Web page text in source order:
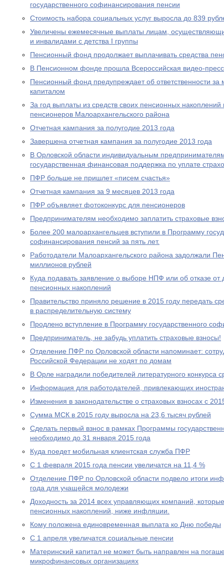
государственного софинансирования пенсии
Стоимость набора социальных услуг выросла до 839
Увеличены ежемесячные выплаты лицам,
и инвалидами с детства I группы
Пенсионный фонд продолжает выплачивать средства
В Пенсионном фонде прошла Всероссийская видео-
Пенсионный фонд предупреждает об ответственности
капиталом
За год выплаты из средств своих пенсионных накоплений
пенсионеров Малоархангельского района
Отчетная кампания за полугодие 2013 года
Завершена отчетная кампания за полугодие 2013 года
В Орловской области индивидуальным
государственная финансовая поддержка по уплате
ПФР больше не пришлет «писем счастья»
Отчетная кампания за 9 месяцев 2013 года
ПФР объявляет фотоконкурс для пенсионеров
Предпринимателям необходимо заплатить страховые
Более 200 малоархангельцев вступили в Программу
софинансирования пенсий за пять лет.
Работодатели Малоархангельского района задолжали
миллионов рублей
Куда подавать заявление о выборе НПФ или об отказе
пенсионных накоплений
Правительство приняло решение в 2015 году передать
в распределительную систему
Продлено вступление в Программу государственного
Предприниматель, не забудь уплатить страховые взносы!
Отделение ПФР по Орловской области напоминает:
Российской Федерации не ходят по домам
В Орле наградили победителей литературного конкурса
Информация для работодателей, привлекающих
Изменения в законодательстве о страховых взносах с
Сумма МСК в 2015 году выросла на 23,6 тысяч рублей
Сделать первый взнос в рамках Программы
необходимо до 31 января 2015 года
Куда поедет мобильная клиентская служба ПФР
С 1 февраля 2015 года пенсии увеличатся на 11,4 %
Отделение ПФР по Орловской области подвело итоги
года для учащейся молодежи
Доходность за 2014 всех управляющих компаний,
пенсионных накоплений, ниже инфляции.
Кому положена единовременная выплата ко Дню победы
С 1 апреля увеличатся социальные пенсии
Материнский капитал не может быть направлен на
микрофинансовых организациях